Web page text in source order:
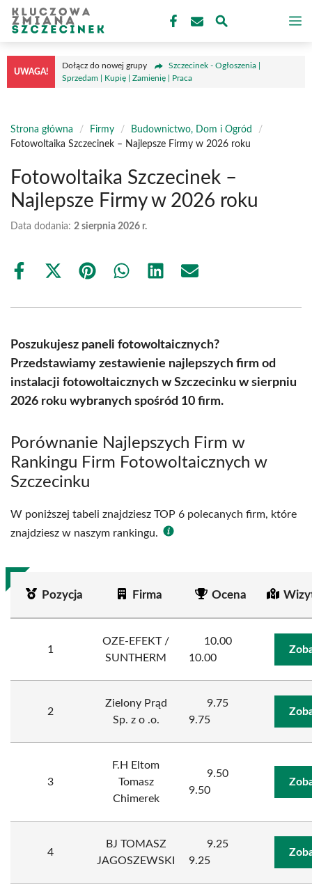
Przejdź
treści
UWAGA!
Dołącz do nowej grupy
Szczecinek - Ogłoszenia |
Sprzedam | Kupię | Zamienię | Praca
Strona główna / Firmy / Budownictwo, Dom i Ogród
/
Fotowoltaika Szczecinek – Najlepsze Firmy w 2026 roku
Fotowoltaika Szczecinek –
Najlepsze Firmy w 2026 roku
Data dodania: 2 sierpnia 2026 r.
Share
Share
(Twitter)
Share Share Share Share
Poszukujesz paneli fotowoltaicznych?
Przedstawiamy zestawienie najlepszych firm od
instalacji fotowoltaicznych w Szczecinku w sierpniu
2026 roku wybranych spośród 10 firm.
Porównanie Najlepszych Firm w
Rankingu Firm Fotowoltaicznych w
Szczecinku
W poniższej tabeli znajdziesz TOP 6 polecanych firm, które
znajdziesz w naszym rankingu.
Pozycja Firma Ocena
1
OZE-EFEKT /
SUNTHERM
10.00
10.00
2
Zielony Prąd
Sp. z o .o.
9.75
9.75
3
F.H Eltom
Tomasz
Chimerek
9.50
9.50
4
BJ TOMASZ
JAGOSZEWSKI
9.25
9.25